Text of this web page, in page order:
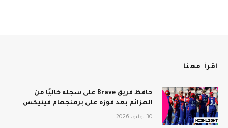
اقرأ معنا
حافظ فريق Brave على سجله خاليًا من
الهزائم بعد فوزه على برمنجهام فينيكس
30 يوليو، 2026